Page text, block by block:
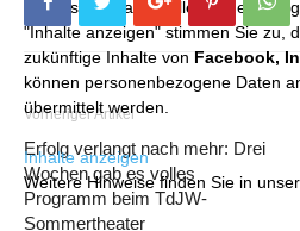
die unser redaktionelles Angebot
"Inhalte anzeigen" stimmen Sie zu,
zukünftige Inhalte von Facebook,
können personenbezogene Daten
übermittelt werden.
Inhalte anzeigen
Weitere Hinweise finden Sie in
Vorheriger Artikel
Erfolg verlangt nach mehr: Drei
Wochen gab es volles
Programm beim TdJW-
Sommertheater